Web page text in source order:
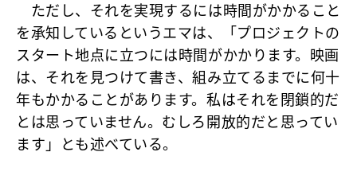
ただし、それを実現するには時間がかかること
を承知しているというエマは、「プロジェクトの
スタート地点に立つには時間がかかります。映画
は、それを見つけて書き、組み立てるまでに何十
年もかかることがあります。私はそれを閉鎖的だ
とは思っていません。むしろ開放的だと思ってい
ます」とも述べている。